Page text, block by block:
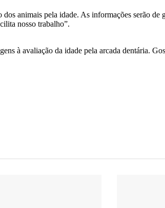
animais pela idade. As informações serão
nosso trabalho”.
à avaliação da idade pela arcada dentária.